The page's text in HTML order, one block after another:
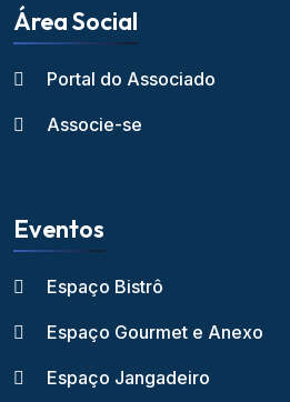
Área Social
Portal do Associado
Associe-se
Eventos
Espaço Bistrô
Espaço Gourmet e Anexo
Espaço Jangadeiro